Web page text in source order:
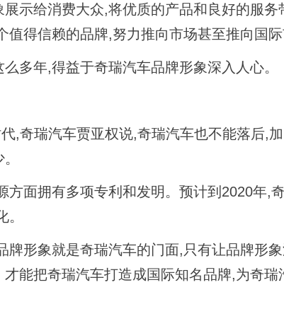
给消费大众,将优质的产品和良好的服务
得信赖的品牌,努力推向市场甚至推向国际
年,得益于奇瑞汽车品牌形象深入人心。
瑞汽车贾亚权说,奇瑞汽车也不能落后,
面拥有多项专利和发明。预计到2020年,
形象就是奇瑞汽车的门面,只有让品牌形象
能把奇瑞汽车打造成国际知名品牌,为奇瑞